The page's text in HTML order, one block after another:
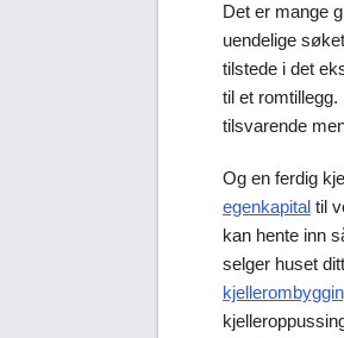
Det er mange
uendelige
tilstede i det
til et
tilsvarende
Og en ferdig
egenkapital til
kan hente inn
selger huset